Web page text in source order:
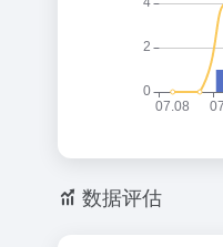
数据评估